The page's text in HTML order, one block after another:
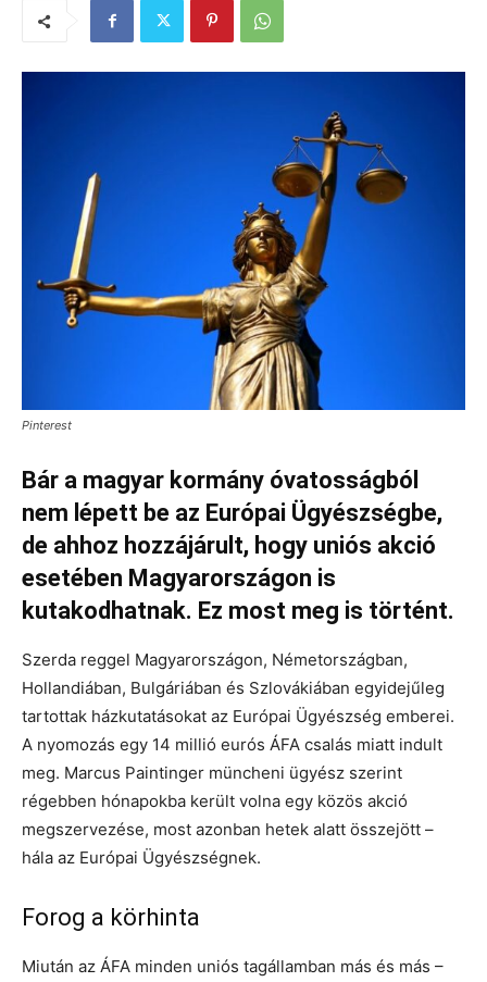
Pinterest
Bár a magyar kormány óvatosságból
nem lépett be az Európai Ügyészségbe,
de ahhoz hozzájárult, hogy uniós akció
esetében Magyarországon is
kutakodhatnak. Ez most meg is történt.
Szerda reggel Magyarországon, Németországban,
Hollandiában, Bulgáriában és Szlovákiában egyidejűleg
tartottak házkutatásokat az Európai Ügyészség emberei.
A nyomozás egy 14 millió eurós ÁFA csalás miatt indult
meg. Marcus Paintinger müncheni ügyész szerint
régebben hónapokba került volna egy közös akció
megszervezése, most azonban hetek alatt összejött –
hála az Európai Ügyészségnek.
Forog a körhinta
Miután az ÁFA minden uniós tagállamban más és más –